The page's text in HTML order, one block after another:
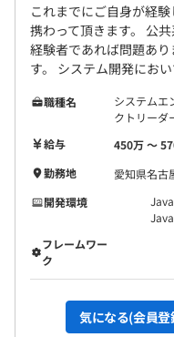
これまでにご自身が経
携わって頂きます。 公
経験者であれば問題あ
す。 システム開発にお
職種名
システムエ
クトリーダ
給与
450万 〜
勤務地
愛知県名古
開発環境
Java
フレームワー
ク
気になる(会員登